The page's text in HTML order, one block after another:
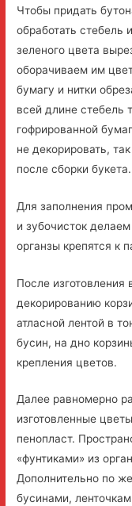
Чтобы придать
обработать стебель
зеленого цвета
оборачиваем им
бумагу и нитки
всей длине стебель
гофрированной
не декорировать,
после сборки букета.
Для заполнения
и зубочисток
органзы крепятся к
После изготовления
декорированию
атласной лентой в
бусин, на дно
крепления цветов.
Далее равномерно
изготовленные
пенопласт.
«фунтиками» из
Дополнительно по
бусинами,